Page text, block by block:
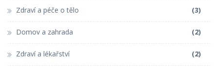
Zdraví a péče o tělo (3)
Domov a zahrada (2)
Zdraví a lékařství (2)